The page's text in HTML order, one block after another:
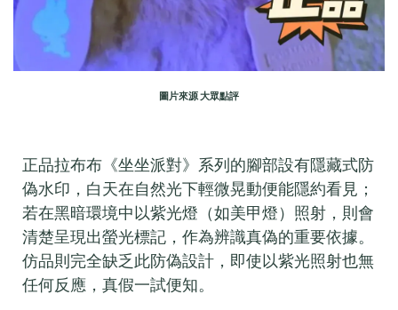
圖片來源 大眾點評
正品拉布布《坐坐派對》系列的腳部設有隱藏式防
偽水印，白天在自然光下輕微晃動便能隱約看見；
若在黑暗環境中以紫光燈（如美甲燈）照射，則會
清楚呈現出螢光標記，作為辨識真偽的重要依據。
仿品則完全缺乏此防偽設計，即使以紫光照射也無
任何反應，真假一試便知。